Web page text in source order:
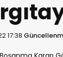
17:38